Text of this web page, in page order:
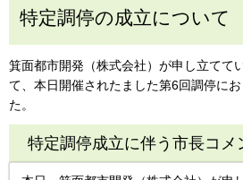
特定調停の成立について
箕面都市開発（株式会社）が申し立てて
て、本日開催されたました第6回調停に
た。
特定調停成立に伴う市長コメ